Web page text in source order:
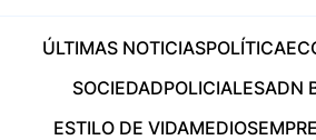
ÚLTIMAS NOTICIASPOLÍTICA
SOCIEDADPOLICIALESADN
ESTILO DE VIDAMEDIOS